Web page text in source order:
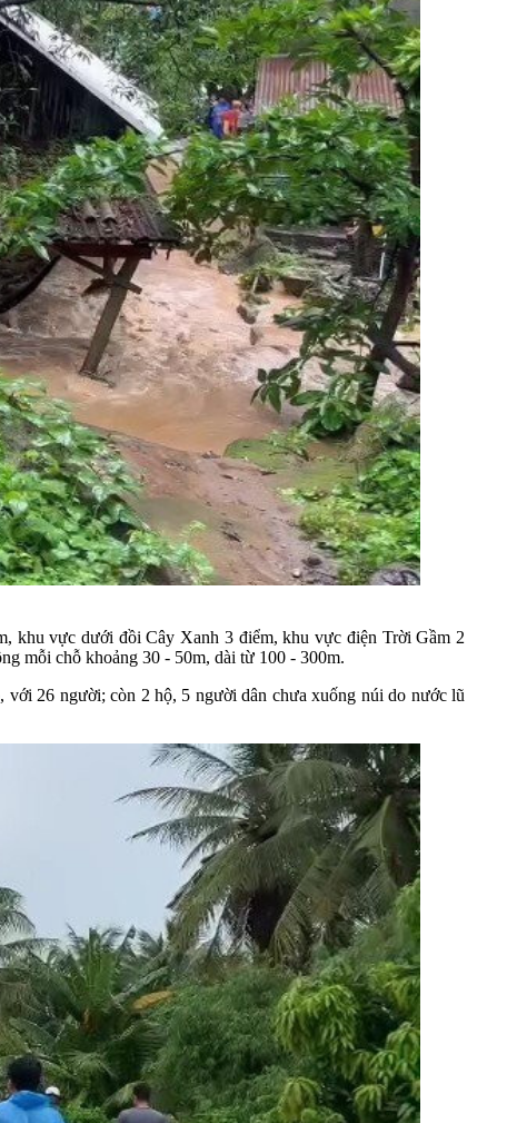
khu vực dưới đồi Cây Xanh 3 điểm, khu vực điện Trời Gầm 2
mỗi chỗ khoảng 30 - 50m, dài từ 100 - 300m.
26 người; còn 2 hộ, 5 người dân chưa xuống núi do nước lũ